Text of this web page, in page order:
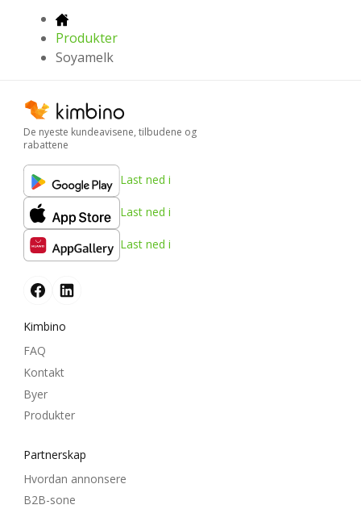
Produkter
Soyamelk
De nyeste kundeavisene, tilbudene og
rabattene
Last ned i
Last ned i
Last ned i
Kimbino
FAQ
Kontakt
Byer
Produkter
Partnerskap
Hvordan annonsere
B2B-sone